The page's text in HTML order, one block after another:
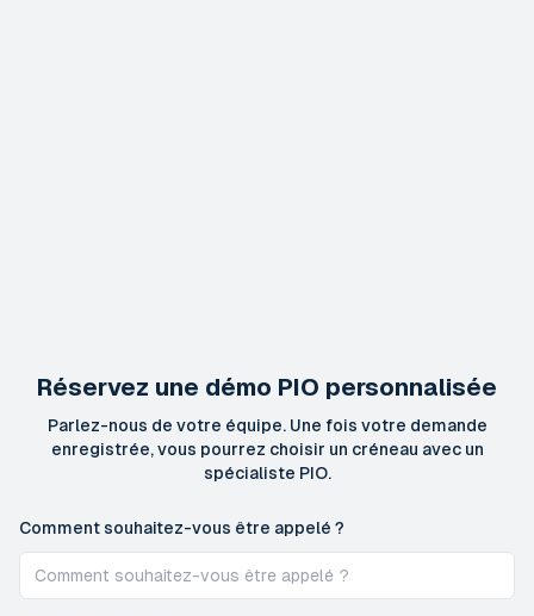
Réservez une démo PIO personnalisée
Parlez-nous de votre équipe. Une fois votre demande
enregistrée, vous pourrez choisir un créneau avec un
spécialiste PIO.
Comment souhaitez-vous être appelé ?